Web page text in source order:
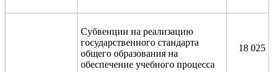
Субвенции на реализацию
государственного стандарта
общего образования на
обеспечение учебного процесса
18 025